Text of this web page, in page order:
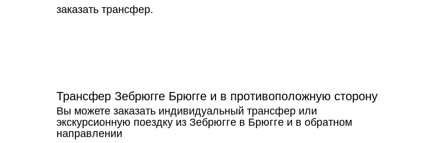
заказать трансфер.
Трансфер Зебрюгге Брюгге и в противоположную сторону
Вы можете заказать индивидуальный трансфер или
экскурсионную поездку из Зебрюгге в Брюгге и в обратном
направлении